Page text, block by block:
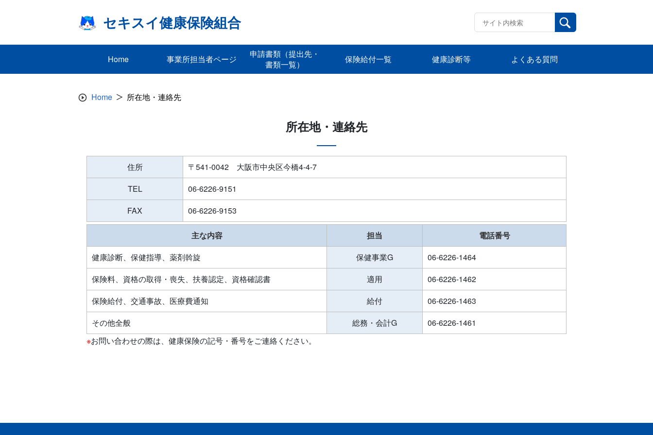
セキスイ健康保険組合
Home 事業所担当者ページ
申請書類（提出先・
書類一覧）
保険給付一覧 健康診断等 よくある質問
Home 所在地・連絡先
所在地・連絡先
住所
〒541-0042 大阪市中央区今橋4-4-7
TEL
06-6226-9151
FAX
06-6226-9153
主な内容 担当
電話番号
健康診断、保健指導、薬剤斡旋
保健事業G
06-6226-1464
保険料、資格の取得・喪失、扶養認定、資格確認書
適用
06-6226-1462
保険給付、交通事故、医療費通知
給付
06-6226-1463
その他全般
総務・会計G
06-6226-1461
※お問い合わせの際は、健康保険の記号・番号をご連絡ください。